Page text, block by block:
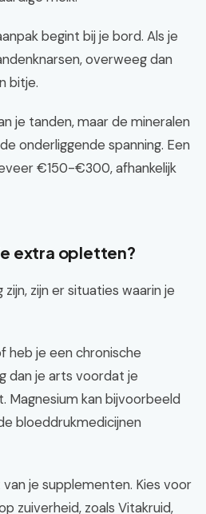
begint bij je bord. Als je
overweeg dan
bitje.
je tanden, maar de mineralen
onderliggende spanning. Een
€150-€300, afhankelijk
extra opletten?
zijn er situaties waarin je
heb je een chronische
dan je arts voordat je
Magnesium kan bijvoorbeeld
bloeddrukmedicijnen
je supplementen. Kies voor
zuiverheid, zoals Vitakruid,